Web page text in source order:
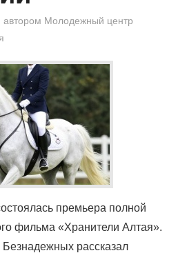
автором Молодежный центр
премьера полной
фильма «Хранители Алтая».
рассказал